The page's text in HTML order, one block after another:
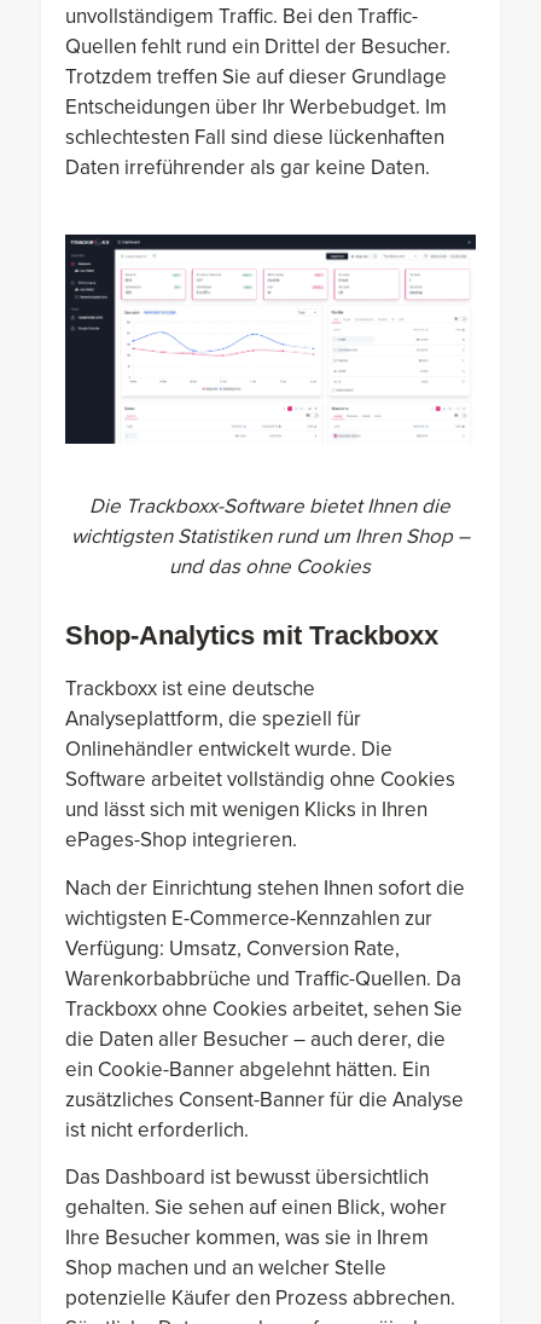
unvollständigem Traffic. Bei den Traffic-
Quellen fehlt rund ein Drittel der Besucher.
Trotzdem treffen Sie auf dieser Grundlage
Entscheidungen über Ihr Werbebudget. Im
schlechtesten Fall sind diese lückenhaften
Daten irreführender als gar keine Daten.
Die Trackboxx-Software bietet Ihnen die
wichtigsten Statistiken rund um Ihren Shop –
und das ohne Cookies
Shop-Analytics mit Trackboxx
Trackboxx ist eine deutsche
Analyseplattform, die speziell für
Onlinehändler entwickelt wurde. Die
Software arbeitet vollständig ohne Cookies
und lässt sich mit wenigen Klicks in Ihren
ePages-Shop integrieren.
Nach der Einrichtung stehen Ihnen sofort die
wichtigsten E-Commerce-Kennzahlen zur
Verfügung: Umsatz, Conversion Rate,
Warenkorbabbrüche und Traffic-Quellen. Da
Trackboxx ohne Cookies arbeitet, sehen Sie
die Daten aller Besucher – auch derer, die
ein Cookie-Banner abgelehnt hätten. Ein
zusätzliches Consent-Banner für die Analyse
ist nicht erforderlich.
Das Dashboard ist bewusst übersichtlich
gehalten. Sie sehen auf einen Blick, woher
Ihre Besucher kommen, was sie in Ihrem
Shop machen und an welcher Stelle
potenzielle Käufer den Prozess abbrechen.